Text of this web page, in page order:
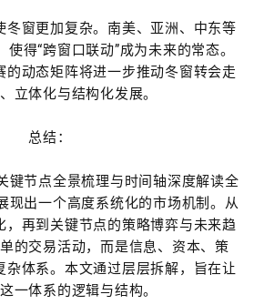
冬窗更加复杂。南美、亚洲、中东等
得“跨窗口联动”成为未来的常态。
的动态矩阵将进一步推动冬窗转会走
立体化与结构化发展。
总结：
键节点全景梳理与时间轴深度解读全
现出一个高度系统化的市场机制。从
，再到关键节点的策略博弈与未来趋
的交易活动，而是信息、资本、策
杂体系。本文通过层层拆解，旨在让
一体系的逻辑与结构。